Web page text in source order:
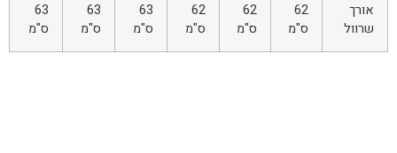
אורך
שרוול
62
ס"מ
62
ס"מ
62
ס"מ
63
ס"מ
63
ס"מ
63
ס"מ